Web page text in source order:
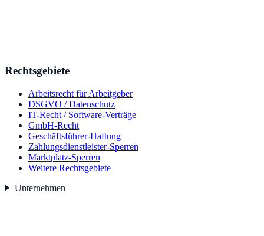
Rechtsgebiete
Arbeitsrecht für Arbeitgeber
DSGVO / Datenschutz
IT-Recht / Software-Verträge
GmbH-Recht
Geschäftsführer-Haftung
Zahlungsdienstleister-Sperren
Marktplatz-Sperren
Weitere Rechtsgebiete
Unternehmen